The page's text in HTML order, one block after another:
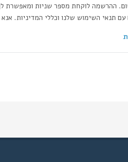
ההרשמה לוקחת מספר שניות ומאפשרת
תנאי השימוש שלנו וכללי המדיניות.